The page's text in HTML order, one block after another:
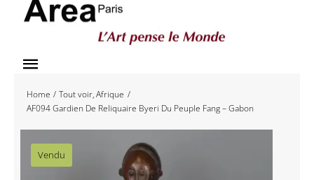
Toggle
Navigation
Accueil
Événements
Home Tout voir Afrique
AF094 Gardien De Reliquaire Byeri Du Peuple Fang – Gabon
Vendu